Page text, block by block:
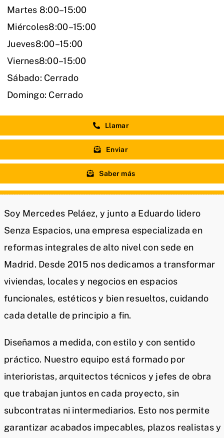
Soy Mercedes Peláez, y junto a Eduardo lidero
Senza Espacios, una empresa especializada en
reformas integrales de alto nivel con sede en
Madrid. Desde 2015 nos dedicamos a transformar
viviendas, locales y negocios en espacios
funcionales, estéticos y bien resueltos, cuidando
cada detalle de principio a fin.
Diseñamos a medida, con estilo y con sentido
práctico. Nuestro equipo está formado por
interioristas, arquitectos técnicos y jefes de obra
que trabajan juntos en cada proyecto, sin
subcontratas ni intermediarios. Esto nos permite
garantizar acabados impecables, plazos realistas y
Martes 8:00–15:00
Miércoles8:00–15:00
Jueves8:00–15:00
Viernes8:00–15:00
Sábado: Cerrado
Domingo: Cerrado
Llamar
Enviar
Saber más